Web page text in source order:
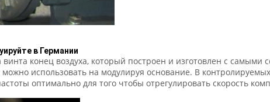
в Германии
конец воздуха, который построен и изготовлен с
использовать на модулируя основание. В
оптимально для того чтобы отрегулировать скорость